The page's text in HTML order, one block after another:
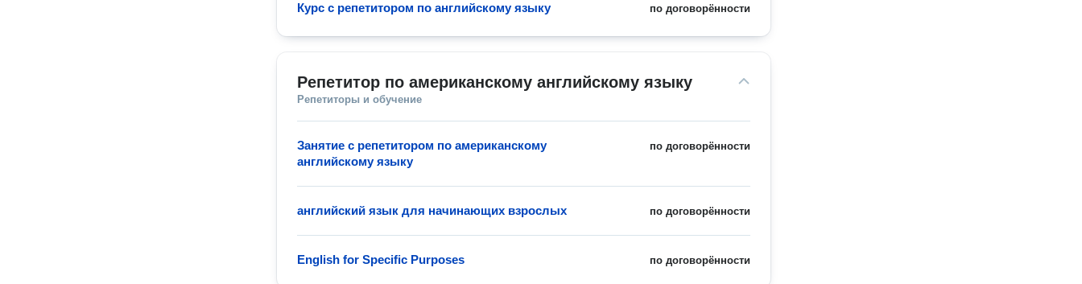
по договорённости
Курс с репетитором по английскому языку
Репетитор по американскому английскому языку
Репетиторы и обучение
по договорённости
Занятие с репетитором по американскому
английскому языку
по договорённости
английский язык для начинающих взрослых
по договорённости
English for Specific Purposes